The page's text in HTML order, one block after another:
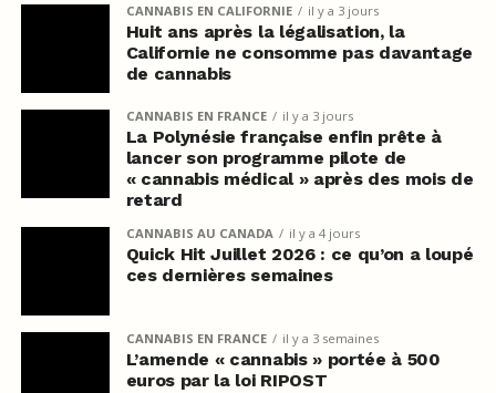
CANNABIS EN CALIFORNIE il y a 3 jours
Huit ans après la légalisation, la
Californie ne consomme pas davantage
de cannabis
CANNABIS EN FRANCE il y a 3 jours
La Polynésie française enfin prête à
lancer son programme pilote de
« cannabis médical » après des mois de
retard
CANNABIS AU CANADA il y a 4 jours
Quick Hit Juillet 2026 : ce qu’on a loupé
ces dernières semaines
CANNABIS EN FRANCE il y a 3 semaines
L’amende « cannabis » portée à 500
euros par la loi RIPOST